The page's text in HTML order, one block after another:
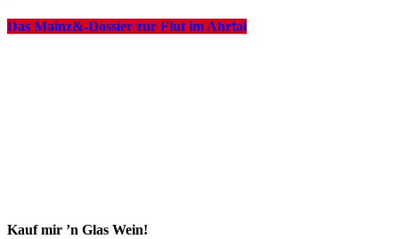
Das Mainz&-Dossier zur Flut im Ahrtal
Kauf mir ’n Glas Wein!